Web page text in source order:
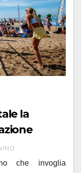
la
che invoglia